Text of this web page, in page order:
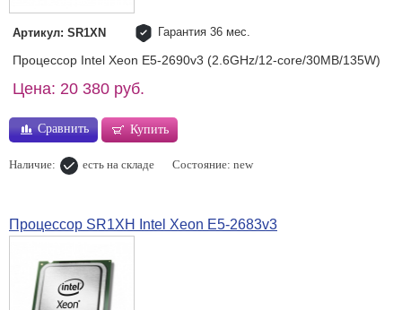
Артикул: SR1XN Гарантия 36 мес.
Процессор Intel Xeon E5-2690v3 (2.6GHz/12-core/30MB/135W)
Цена: 20 380 руб.
Сравнить Купить
Наличие: есть на складе Состояние: new
Процессор SR1XH Intel Xeon E5-2683v3